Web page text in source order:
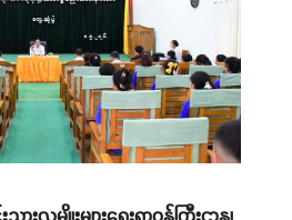
ားလူမျိုးများရေးရာဝန်ကြီးဌာန၊